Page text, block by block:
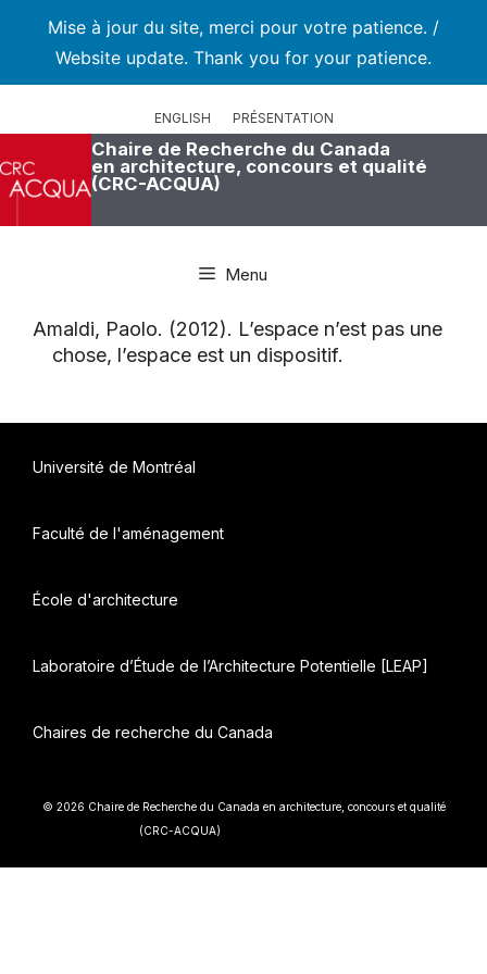
Mise à jour du site, merci pour votre patience. /
Website update. Thank you for your patience.
ENGLISH PRÉSENTATION
Chaire de Recherche du Canada
en architecture, concours et qualité
(CRC-ACQUA)
Menu
Amaldi, Paolo. (2012). L’espace n’est pas une
chose, l’espace est un dispositif.
Université de Montréal
Faculté de l'aménagement
École d'architecture
Laboratoire d’Étude de l’Architecture Potentielle [LEAP]
Chaires de recherche du Canada
© 2026 Chaire de Recherche du Canada en architecture, concours et qualité
(CRC-ACQUA)